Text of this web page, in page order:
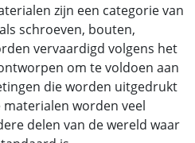
zijn een categorie van
schroeven, bouten,
vervaardigd volgens het
om te voldoen aan
die worden uitgedrukt
worden veel
delen van de wereld waar